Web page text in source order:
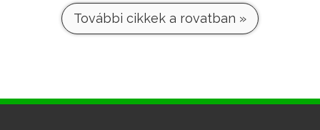
További cikkek a rovatban »